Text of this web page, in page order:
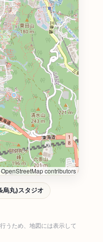
contributors
烏丸)スタジオ
うため、地図には表示して